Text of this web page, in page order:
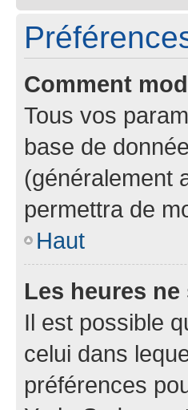
Comment
Tous vos
base de
(généralement
permettra de
Haut
Les heures
Il est possible
celui dans
préférences